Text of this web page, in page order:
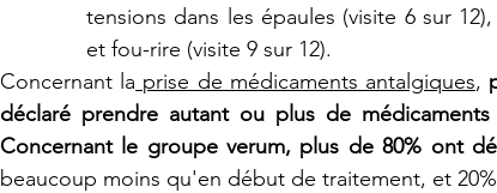
tensions dans les épaules (visite 6 sur
et fou-rire (visite 9 sur 12).
Concernant la prise de médicaments antalgiques,
déclaré prendre autant ou plus de
Concernant le groupe verum, plus de 80% ont
beaucoup moins qu'en début de traitement, et